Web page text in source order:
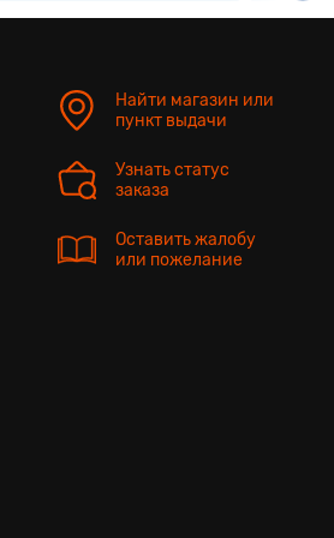
Найти магазин или
пункт выдачи
Узнать статус
заказа
Оставить жалобу
или пожелание